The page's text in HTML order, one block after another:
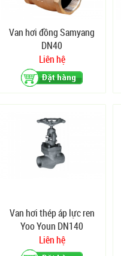
Van hơi đồng Samyang
DN40
Liên hệ
Van hơi thép áp lực ren
Yoo Youn DN140
Liên hệ